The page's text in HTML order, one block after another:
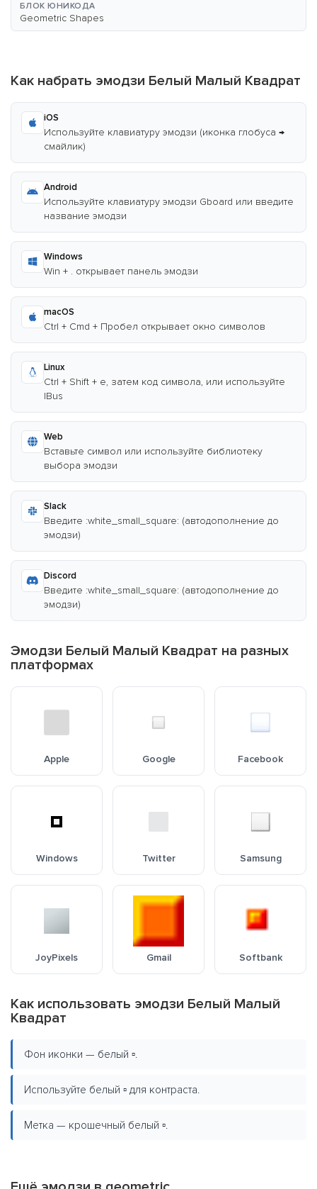
БЛОК ЮНИКОДА
Geometric Shapes
Как набрать эмодзи Белый Малый Квадрат
iOS
Используйте клавиатуру эмодзи (иконка глобуса →
смайлик)
Android
Используйте клавиатуру эмодзи Gboard или введите
название эмодзи
Windows
Win + . открывает панель эмодзи
macOS
Ctrl + Cmd + Пробел открывает окно символов
Linux
Ctrl + Shift + e, затем код символа, или используйте
IBus
Web
Вставьте символ или используйте библиотеку
выбора эмодзи
Slack
Введите :white_small_square: (автодополнение до
эмодзи)
Discord
Введите :white_small_square: (автодополнение до
эмодзи)
Эмодзи Белый Малый Квадрат на разных
платформах
Apple Google Facebook
Windows Twitter Samsung
JoyPixels Gmail Softbank
Как использовать эмодзи Белый Малый
Квадрат
Фон иконки — белый ▫️.
Используйте белый ▫️ для контраста.
Метка — крошечный белый ▫️.